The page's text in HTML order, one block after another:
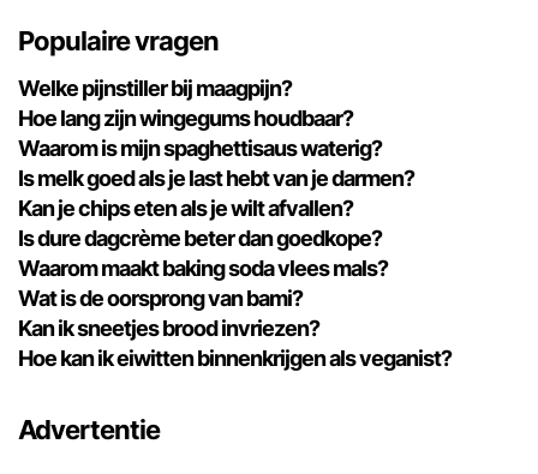
Populaire vragen
Welke pijnstiller bij maagpijn?
Hoe lang zijn wingegums houdbaar?
Waarom is mijn spaghettisaus waterig?
Is melk goed als je last hebt van je darmen?
Kan je chips eten als je wilt afvallen?
Is dure dagcrème beter dan goedkope?
Waarom maakt baking soda vlees mals?
Wat is de oorsprong van bami?
Kan ik sneetjes brood invriezen?
Hoe kan ik eiwitten binnenkrijgen als veganist?
Advertentie